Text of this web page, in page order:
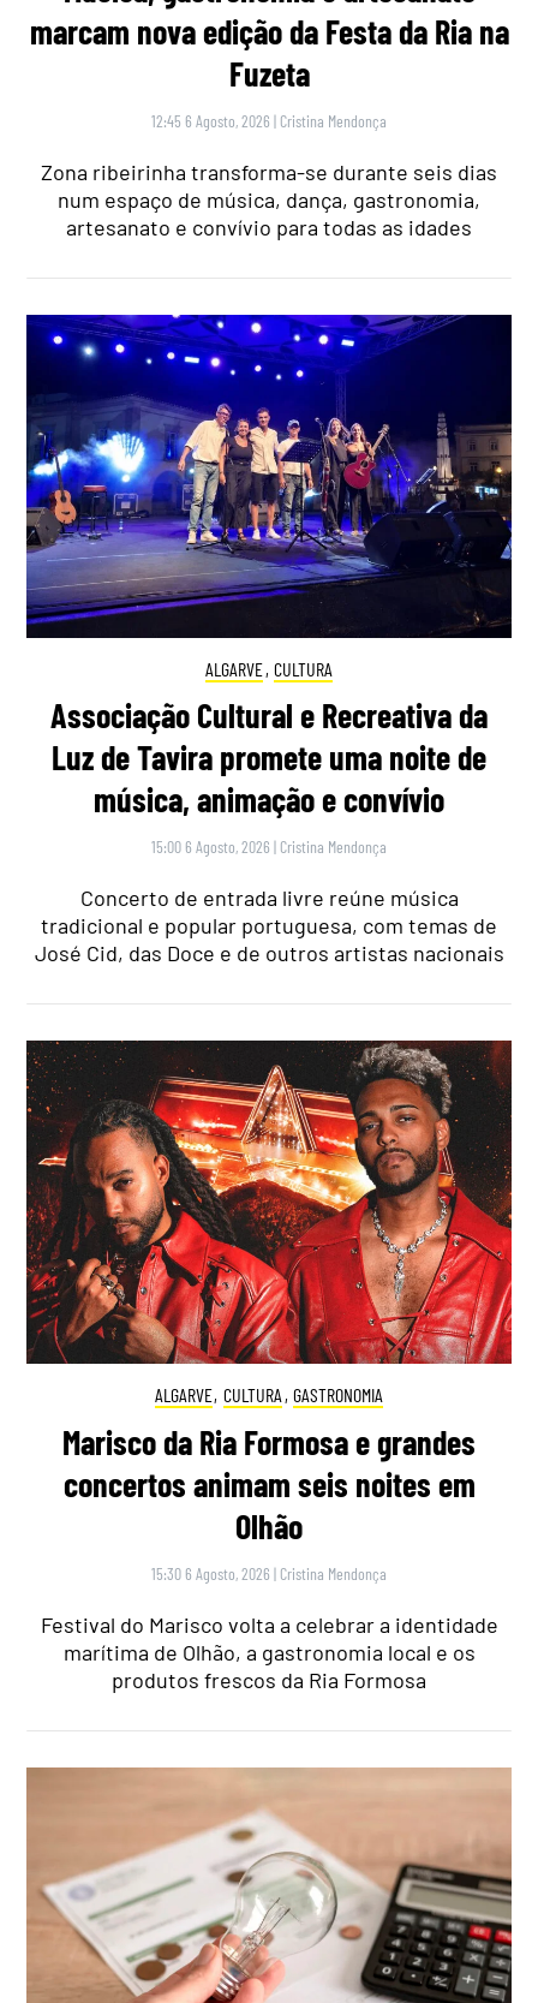
marcam nova edição da Festa da Ria na
Fuzeta
12:45 6 Agosto, 2026 | Cristina Mendonça
Zona ribeirinha transforma-se durante seis dias
num espaço de música, dança, gastronomia,
artesanato e convívio para todas as idades
ALGARVE, CULTURA
Associação Cultural e Recreativa da
Luz de Tavira promete uma noite de
música, animação e convívio
15:00 6 Agosto, 2026 | Cristina Mendonça
Concerto de entrada livre reúne música
tradicional e popular portuguesa, com temas de
José Cid, das Doce e de outros artistas nacionais
ALGARVE, CULTURA , GASTRONOMIA
Marisco da Ria Formosa e grandes
concertos animam seis noites em
Olhão
15:30 6 Agosto, 2026 | Cristina Mendonça
Festival do Marisco volta a celebrar a identidade
marítima de Olhão, a gastronomia local e os
produtos frescos da Ria Formosa